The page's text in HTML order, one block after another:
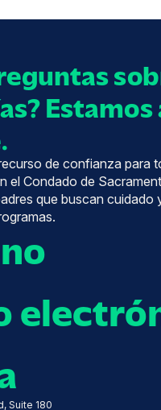
Estamos
de confianza para
el Condado de
que buscan
Suite 180